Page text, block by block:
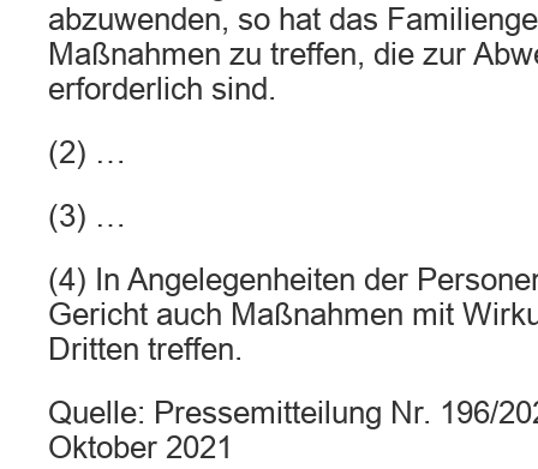
abzuwenden, so hat das
Maßnahmen zu treffen, die zur
erforderlich sind.
(2) …
(3) …
(4) In Angelegenheiten der
Gericht auch Maßnahmen mit
Dritten treffen.
Quelle: Pressemitteilung Nr. 196/
Oktober 2021